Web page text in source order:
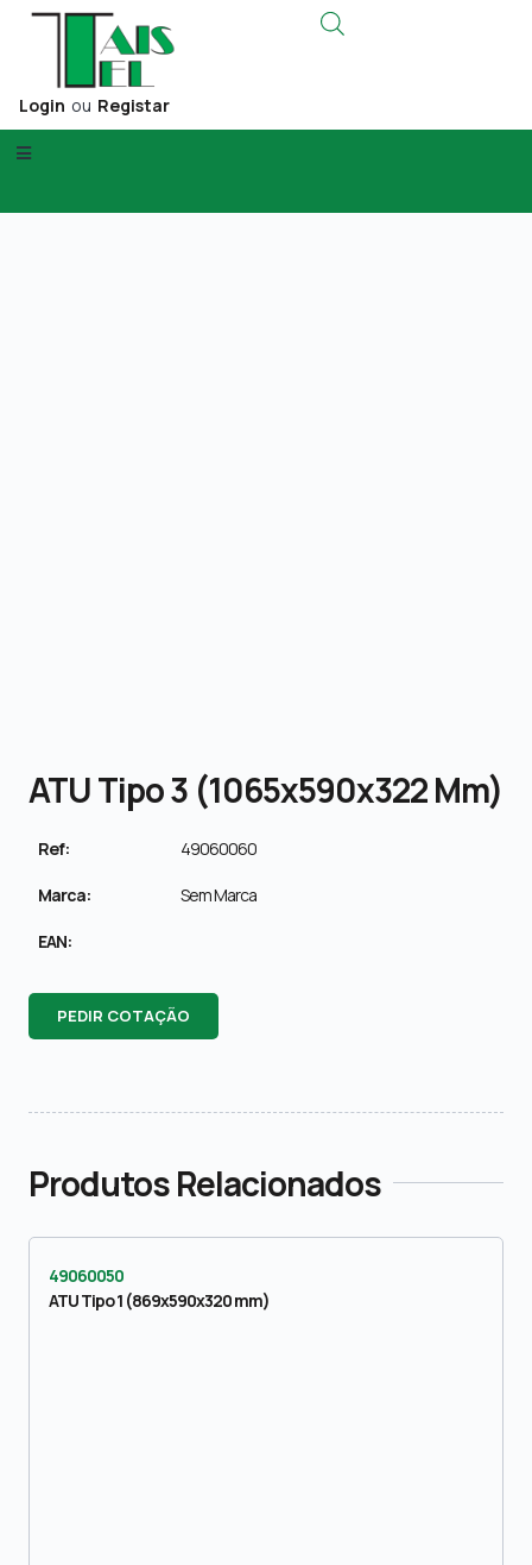
Login ou Registar
ATU Tipo 3 (1065x590x322 Mm)
Ref: 49060060
Marca: Sem Marca
EAN:
PEDIR COTAÇÃO
Produtos Relacionados
49060050
ATU Tipo 1 (869x590x320 mm)